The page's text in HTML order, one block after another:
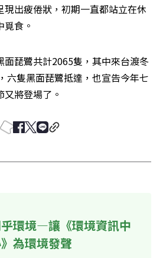
出疲倦狀，初期一直都站立在休
食。
面琵鷺共計2065隻，其中來台渡冬
六隻黑面琵鷺抵達，也宣告今年七
將登場了。
環境—讓《環境資訊中
為環境發聲